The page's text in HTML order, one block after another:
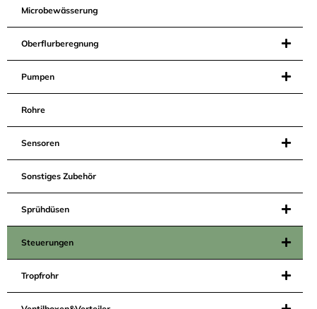
Microbewässerung
Oberflurberegnung
Pumpen
Rohre
Sensoren
Sonstiges Zubehör
Sprühdüsen
Steuerungen
Tropfrohr